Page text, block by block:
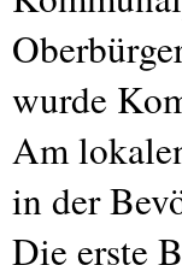
wurde
Am
in der
Die erste